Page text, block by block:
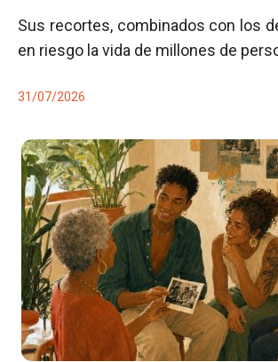
Sus recortes, combinados con los
en riesgo la vida de millones de
31/07/2026